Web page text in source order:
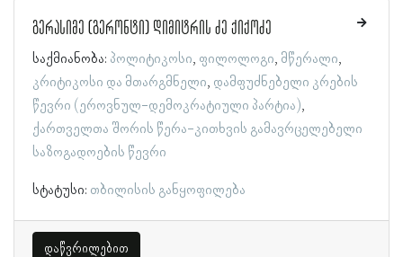
გერასიმე (გერონტი) დიმიტრის ძე ქიქოძე
საქმიანობა: პოლიტიკოსი ფილოლოგი მწერალი
კრიტიკოსი და მთარგმნელი დამფუძნებელი კრების
წევრი (ეროვნულ-დემოკრატიული პარტია)
ქართველთა შორის წერა-კითხვის გამავრცელებელი
საზოგადოების წევრი
სტატუსი: თბილისის განყოფილება
დაწვრილებით